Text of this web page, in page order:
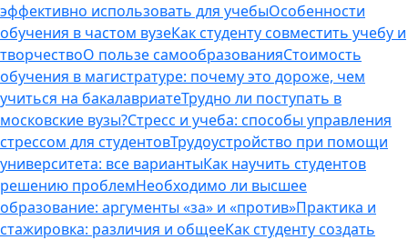
эффективно использовать для учебыОсобенности
обучения в частом вузеКак студенту совместить учебу и
творчествоО пользе самообразованияСтоимость
обучения в магистратуре: почему это дороже, чем
учиться на бакалавриатеТрудно ли поступать в
московские вузы?Стресс и учеба: способы управления
стрессом для студентовТрудоустройство при помощи
университета: все вариантыКак научить студентов
решению проблемНеобходимо ли высшее
образование: аргументы «за» и «против»Практика и
стажировка: различия и общееКак студенту создать